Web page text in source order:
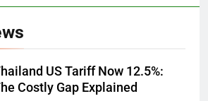
US Tariff Now 12.5%:
Costly Gap Explained